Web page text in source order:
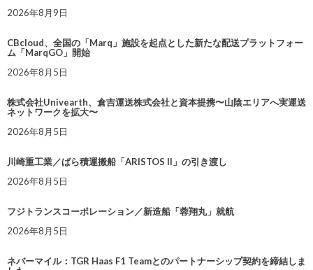
2026年8月9日
CBcloud、全国の「Marq」施設を起点とした新たな配送プラットフォー
ム「MarqGO」開始
2026年8月5日
株式会社Univearth、倉吉運送株式会社と資本提携〜山陰エリアへ実運送
ネットワークを拡大〜
2026年8月5日
川崎重工業／ばら積運搬船「ARISTOS II」の引き渡し
2026年8月5日
フジトランスコーポレーション／新造船「蓉翔丸」就航
2026年8月5日
ネバーマイル：TGR Haas F1 Teamとのパートナーシップ契約を締結しま